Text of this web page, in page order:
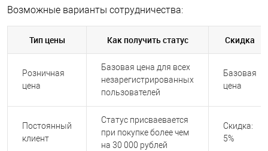
Возможные варианты сотрудничества:
Тип цены Как получить статус Скидка
Розничная
цена
Базовая цена для всех
незарегистрированных
пользователей
Базовая
цена
Постоянный
клиент
Статус присваевается
при покупке более чем
на 30 000 рублей
Скидка:
5%